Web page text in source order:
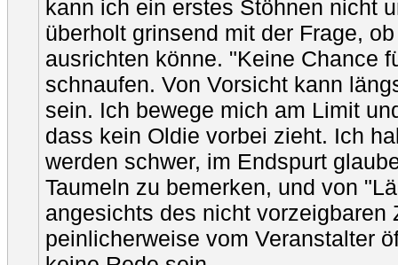
kann ich ein erstes Stöhnen nicht
überholt grinsend mit der Frage,
ausrichten könne. "Keine Chance
schnaufen. Von Vorsicht kann
sein. Ich bewege mich am Limit
dass kein Oldie vorbei zieht. Ich
werden schwer, im Endspurt
Taumeln zu bemerken, und von
angesichts des nicht vorzeigbaren
peinlicherweise vom Veranstalter